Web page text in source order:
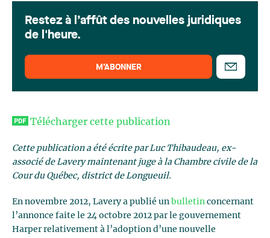
Télécharger cette publication
Cette publication a été écrite par Luc Thibaudeau, ex-
associé de Lavery maintenant juge à la Chambre civile de la
Cour du Québec, district de Longueuil.
En novembre 2012, Lavery a publié un bulletin concernant
l’annonce faite le 24 octobre 2012 par le gouvernement
Harper relativement à l’adoption d’une nouvelle
Restez à l’affût des nouvelles juridiques
de l'heure.
M’ABONNER